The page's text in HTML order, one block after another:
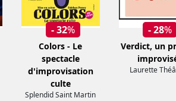
- 32%
Colors - Le
spectacle
d'improvisation
culte
Splendid Saint Martin
- 28%
Verdict, un
Laurette